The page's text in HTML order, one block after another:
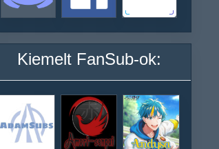
Kiemelt FanSub-ok: